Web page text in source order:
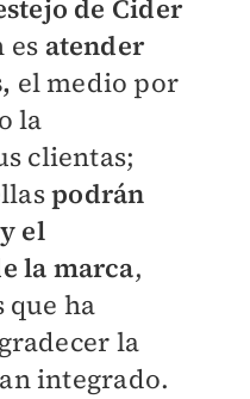
de Cider
es atender
el medio por
la
clientas;
podrán
el
la marca,
que ha
la
integrado.